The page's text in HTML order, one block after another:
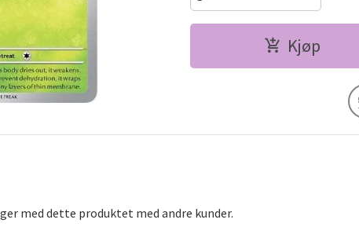
Kjøp
med dette produktet med andre kunder.